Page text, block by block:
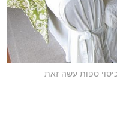
ספות עשה זאת